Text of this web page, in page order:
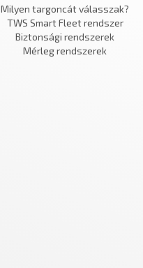
Milyen targoncát válasszak?
TWS Smart Fleet rendszer
Biztonsági rendszerek
Mérleg rendszerek